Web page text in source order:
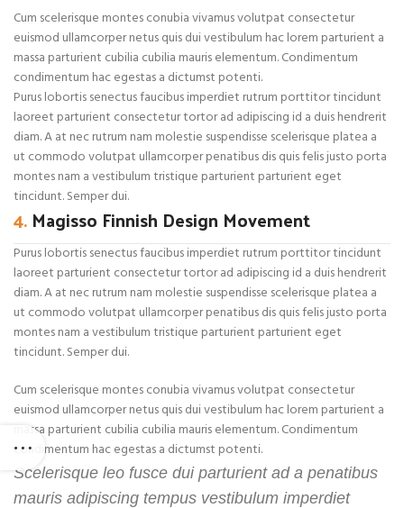
Cum scelerisque montes conubia vivamus volutpat consectetur
euismod ullamcorper netus quis dui vestibulum hac lorem parturient a
massa parturient cubilia cubilia mauris elementum. Condimentum
condimentum hac egestas a dictumst potenti.
Purus lobortis senectus faucibus imperdiet rutrum porttitor tincidunt
laoreet parturient consectetur tortor ad adipiscing id a duis hendrerit
diam. A at nec rutrum nam molestie suspendisse scelerisque platea a
ut commodo volutpat ullamcorper penatibus dis quis felis justo porta
montes nam a vestibulum tristique parturient parturient eget
tincidunt. Semper dui.
4.Magisso Finnish Design Movement
Purus lobortis senectus faucibus imperdiet rutrum porttitor tincidunt
laoreet parturient consectetur tortor ad adipiscing id a duis hendrerit
diam. A at nec rutrum nam molestie suspendisse scelerisque platea a
ut commodo volutpat ullamcorper penatibus dis quis felis justo porta
montes nam a vestibulum tristique parturient parturient eget
tincidunt. Semper dui.
Cum scelerisque montes conubia vivamus volutpat consectetur
euismod ullamcorper netus quis dui vestibulum hac lorem parturient a
massa parturient cubilia cubilia mauris elementum. Condimentum
condimentum hac egestas a dictumst potenti.
Scelerisque leo fusce dui parturient ad a penatibus
mauris adipiscing tempus vestibulum imperdiet